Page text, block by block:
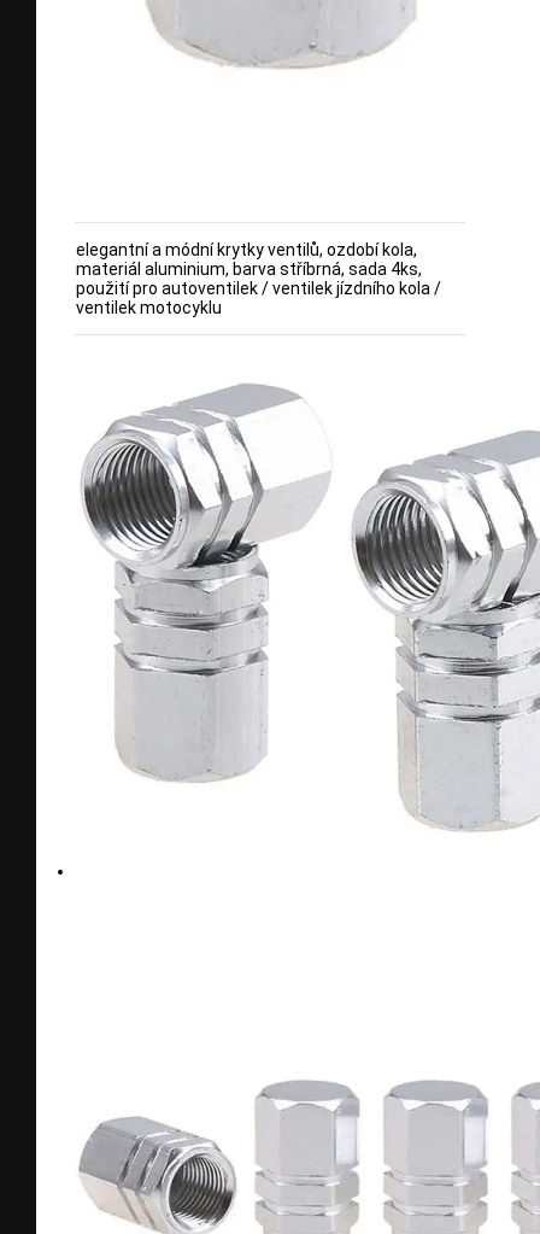
elegantní a módní krytky ventilů, ozdobí kola,
materiál aluminium, barva stříbrná, sada 4ks,
použití pro autoventilek / ventilek jízdního kola /
ventilek motocyklu